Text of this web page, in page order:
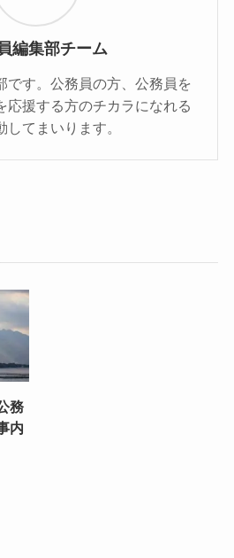
編集部チーム
です。公務員の方、公務員を
応援する方のチカラになれる
してまいります。
務
内